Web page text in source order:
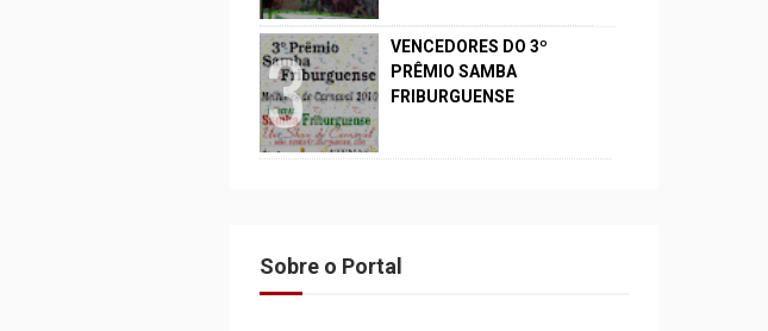
VENCEDORES DO 3º
PRÊMIO SAMBA
FRIBURGUENSE
Sobre o Portal